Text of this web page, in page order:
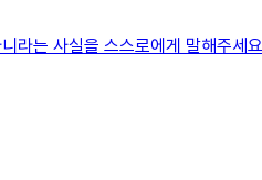
는 사실을 스스로에게 말해주